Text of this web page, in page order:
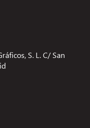
S. L. C/ San